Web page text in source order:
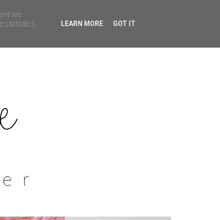
are
statistics,
LEARN MORE GOT IT